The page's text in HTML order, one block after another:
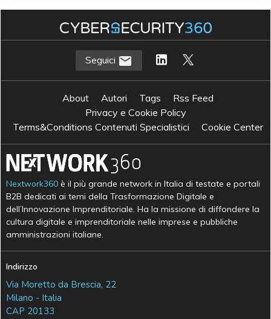
Seguici
About Autori Tags
Rss Feed
Privacy e Cookie Policy
Terms&Conditions Contenuti Specialistici
Cookie Center
Nextwork360 è il più grande network in Italia di testate e portali
B2B dedicati ai temi della Trasformazione Digitale e
dell’Innovazione Imprenditoriale. Ha la missione di diffondere la
cultura digitale e imprenditoriale nelle imprese e pubbliche
amministrazioni italiane.
Indirizzo
Via Moretto da Brescia, 22
Milano - Italia
CAP 20133